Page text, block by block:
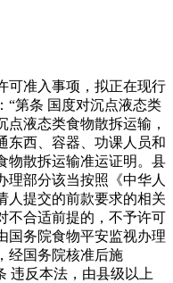
准入事项，拟正在现行
“第条 国度对沉点液态类
液态类食物散拆运输，
东西、容器、功课人员和
物散拆运输准运证明。县
理部分该当按照《中华人
人提交的前款要求的相关
不合适前提的，不予许可
国务院食物平安监视办理
经国务院核准后施
违反本法，由县级以上